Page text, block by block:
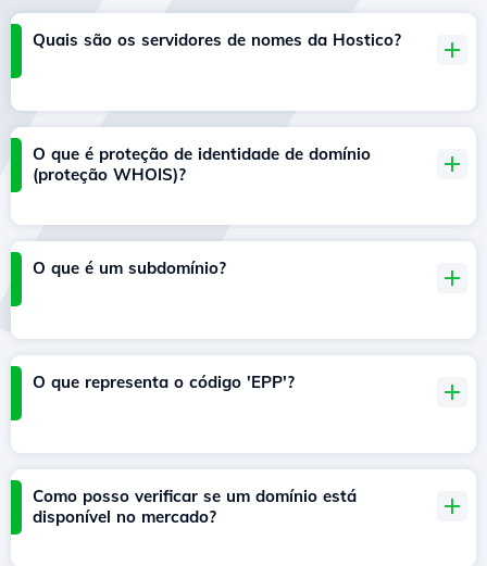
Quais são os servidores de nomes da Hostico?
O que é proteção de identidade de domínio
(proteção WHOIS)?
O que é um subdomínio?
O que representa o código 'EPP'?
Como posso verificar se um domínio está
disponível no mercado?